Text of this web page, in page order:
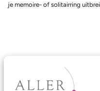
je memoire- of solitairring
Ons aanbod